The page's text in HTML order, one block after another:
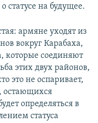
статусе на будущее.
армяне уходят из
вокруг Карабаха,
которые соединяют
этих двух районов,
это не оспаривает,
остающихся
определяться в
статуса